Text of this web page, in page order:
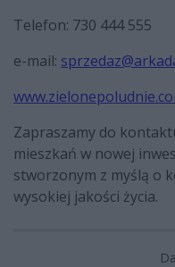
Telefon: 730 444 555
e-mail:
Zapraszamy do
mieszkań w nowej
stworzonym z myślą o
wysokiej jakości życia.